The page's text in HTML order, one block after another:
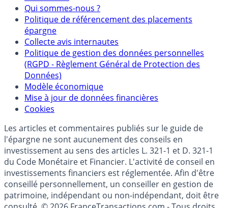
Mentions légales et Conditions d’utilisation
Partenaires
Qui sommes-nous ?
Politique de référencement des placements
épargne
Collecte avis internautes
Politique de gestion des données personnelles
(RGPD - Règlement Général de Protection des
Données)
Modèle économique
Cookies
Les articles et commentaires publiés sur le guide de
l'épargne ne sont aucunement des conseils en
investissement au sens des articles L. 321-1 et D. 321-1
du Code Monétaire et Financier. L'activité de conseil en
investissements financiers est réglementée. Afin d'être
conseillé personnellement, un conseiller en gestion de